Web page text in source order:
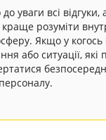
уваги всі відгуки,
розуміти
Якщо у когось
або ситуації,